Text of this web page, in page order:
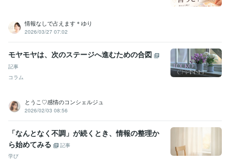
情報なしで占えます＊ゆり
2026/03/27 07:02
モヤモヤは、次のステージへ進むための合図
記事
コラム
とうこ♡感情のコンシェルジュ
2026/02/03 08:56
「なんとなく不調」が続くとき、情報の整理か
ら始めてみる
記事
学び